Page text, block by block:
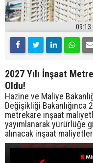
09:13
2027 Yılı İnşaat
Oldu!
Hazine ve Maliye
Değişikliği Bakanlığınca
metrekare inşaat
yayımlanarak yürürlüğe
alınacak inşaat